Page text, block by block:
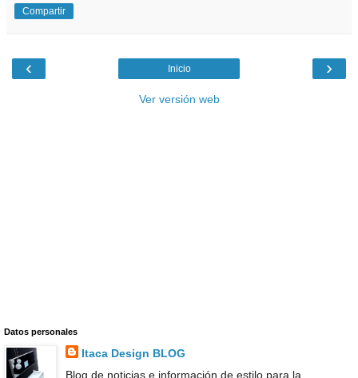
Compartir
‹ ›
Inicio
Ver versión web
Datos personales
Itaca Design BLOG
Blog de noticias e información de estilo para la